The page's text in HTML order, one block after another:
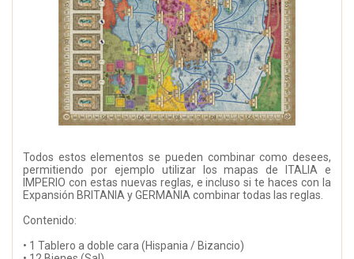
Todos estos elementos se pueden combinar como desees,
permitiendo por ejemplo utilizar los mapas de ITALIA e
IMPERIO con estas nuevas reglas, e incluso si te haces con la
Expansión BRITANIA y GERMANIA combinar todas las reglas.
Contenido:
• 1 Tablero a doble cara (Hispania / Bizancio)